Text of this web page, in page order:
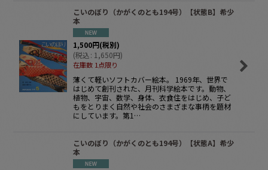
こいのぼり（かがくのとも194号）【状態B】希少
本
1,500円(税別)
(税込: 1,650円)
在庫数 1点限り
薄くて軽いソフトカバー絵本。 1969年、世界で
はじめて創刊された、月刊科学絵本です。動物、
植物、宇宙、数学、身体、衣食住をはじめ、子ど
もをとりまく自然や社会のさまざまな事柄を題材
にしています。第1…
こいのぼり（かがくのとも194号）【状態A】希少
本